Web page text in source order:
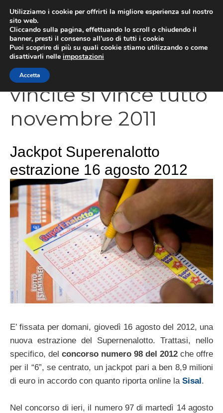
contenuto
vincite si vince tutto
novembre 2011
Jackpot Superenalotto
estrazione 16 agosto 2012
E’ fissata per domani, giovedì 16 agosto del 2012, una
nuova estrazione del Supernenalotto. Trattasi, nello
specifico, del concorso numero 98 del 2012 che offre
per il “6”, se centrato, un jackpot pari a ben 8,9 milioni
di euro in accordo con quanto riporta online la Sisal.
Nel concorso di ieri, il numero 97 di martedì 14 agosto
Utilizziamo i cookie per offrirti la migliore esperienza sul nostro
sito web.
Cliccando sulla pagina, effettuando lo scroll o chiudendo il
banner, presti il consenso all’uso di tutti i cookie
Puoi scoprire di più su quali cookie stiamo utilizzando o come
disattivarli nelle impostazioni
Accetta